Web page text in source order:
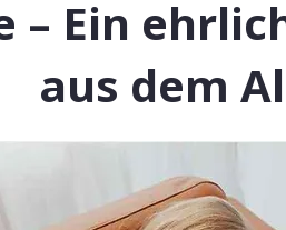
– Ein
aus dem